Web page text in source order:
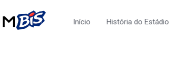
Início História do Estádio